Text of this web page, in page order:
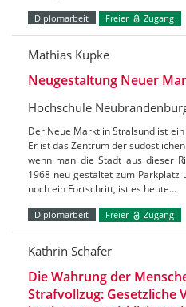
Diplomarbeit Freier Zugang
Mathias Kupke
Neugestaltung Neuer
Hochschule
Der Neue Markt in Stralsund ist
Er ist das Zentrum der
wenn man die Stadt aus dieser
1968 neu gestaltet zum Parkplatz
noch ein Fortschritt, ist es heute…
Diplomarbeit Freier Zugang
Kathrin Schäfer
Die Wahrung der
Strafvollzug: Gesetzliche